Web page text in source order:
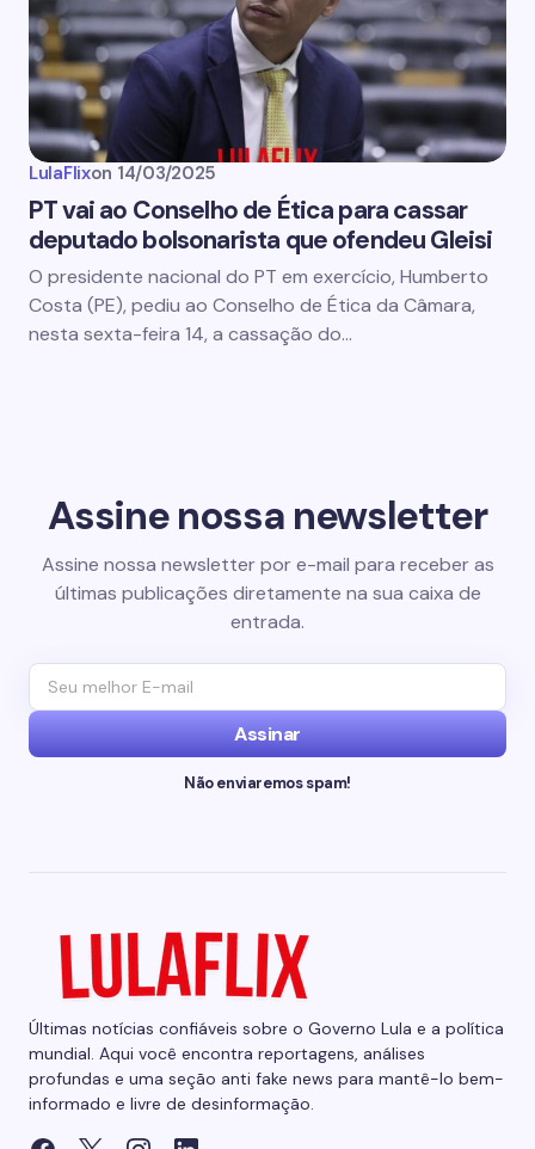
LulaFlixon 14/03/2025
PT vai ao Conselho de Ética para cassar
deputado bolsonarista que ofendeu Gleisi
O presidente nacional do PT em exercício, Humberto
Costa (PE), pediu ao Conselho de Ética da Câmara,
nesta sexta-feira 14, a cassação do…
Assine nossa newsletter
Assine nossa newsletter por e-mail para receber as
últimas publicações diretamente na sua caixa de
entrada.
Assinar
Não enviaremos spam!
Últimas notícias confiáveis sobre o Governo Lula e a política
mundial. Aqui você encontra reportagens, análises
profundas e uma seção anti fake news para mantê-lo bem-
informado e livre de desinformação.